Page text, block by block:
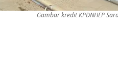
Gambar kredit KPDNHEP